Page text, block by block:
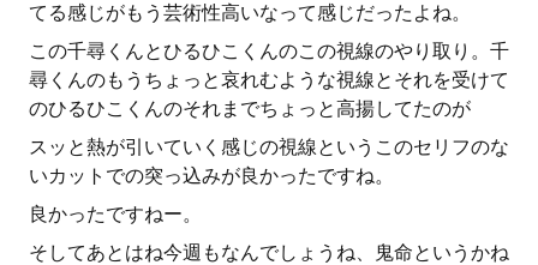
てる感じがもう芸術性高いなって感じだったよね。
この千尋くんとひるひこくんのこの視線のやり取り。千
尋くんのもうちょっと哀れむような視線とそれを受けて
のひるひこくんのそれまでちょっと高揚してたのが
スッと熱が引いていく感じの視線というこのセリフのな
いカットでの突っ込みが良かったですね。
良かったですねー。
そしてあとはね今週もなんでしょうね、鬼命というかね